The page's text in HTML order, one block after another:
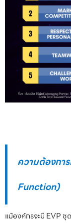
ความต้องกา
Function)
แม้องค์กรจะมี EVP